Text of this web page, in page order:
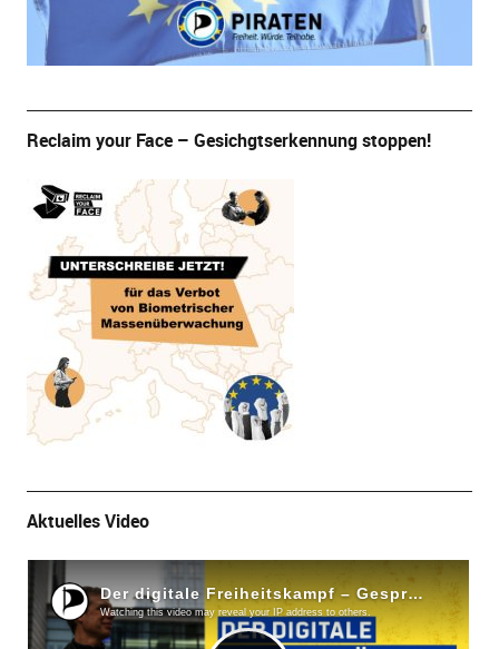
Reclaim your Face – Gesichgtserkennung stoppen!
Aktuelles Video